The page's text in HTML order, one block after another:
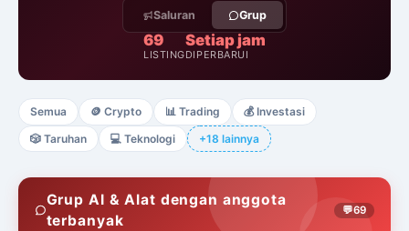
Saluran Grup
69
LISTING
Setiap jam
DIPERBARUI
Semua 🪙 Crypto 📊 Trading 💰 Investasi
🎲 Taruhan 💻 Teknologi +18 lainnya
Grup AI & Alat dengan anggota
terbanyak
💬69